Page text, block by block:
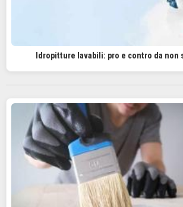
Idropitture lavabili: pro e contro da non